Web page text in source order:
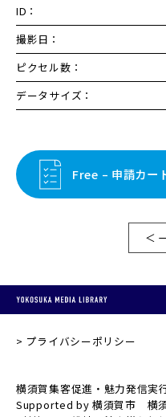
ID：
撮影日：
ピクセル数：
データサイズ：
Free – 申請カー
＜
プライバシーポリシー
横須賀集客促進・魅力発信実
Supported by 横須賀市 横